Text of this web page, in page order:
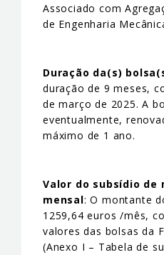
Associado com
de Engenharia
Duração da(s)
duração de 9 meses,
de março de 2025. A
eventualmente,
máximo de 1 ano.
Valor do subsídio de
mensal: O montante
1259,64 euros /mês,
valores das bolsas da
(Anexo I – Tabela de